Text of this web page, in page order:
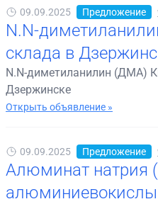
09.09.2025 Предложение
N.N-
склада в
N.N-диметиланилин (ДМА)
Дзержинске
Открыть объявление »
09.09.2025 Предложение
Алюминат натрия